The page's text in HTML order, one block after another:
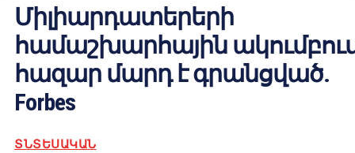
Միլիարդատերերի
համաշխարհային
հազար մարդ է գրանցված.
Forbes
ՏՆՏԵՍԱԿԱՆ